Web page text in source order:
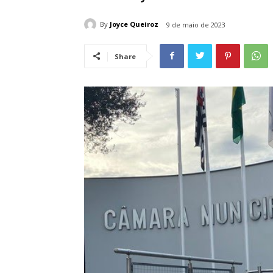
By Joyce Queiroz 9 de maio de 2023
Share